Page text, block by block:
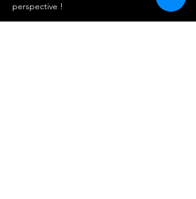
perspective !